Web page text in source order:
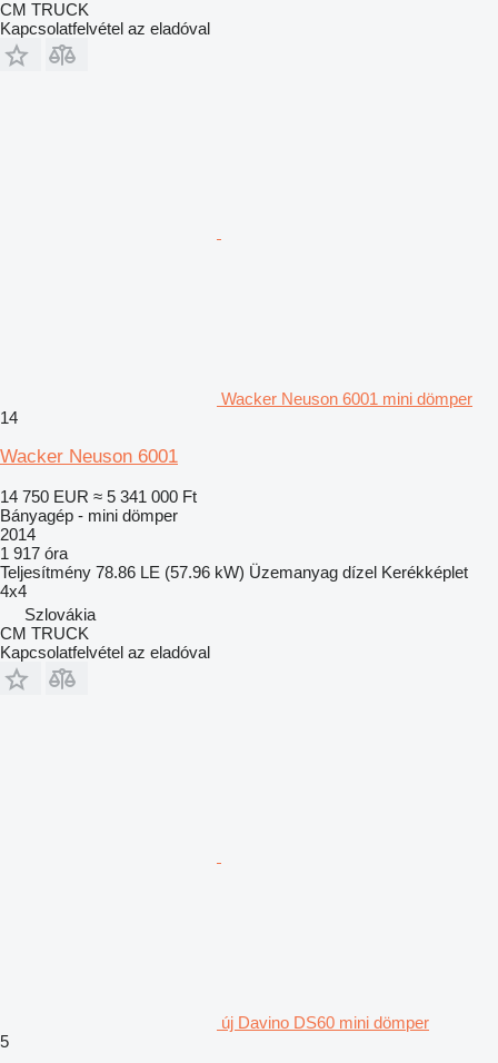
CM TRUCK
Kapcsolatfelvétel az eladóval
Wacker Neuson 6001 mini dömper
14
Wacker Neuson 6001
14 750 EUR ≈ 5 341 000 Ft
Bányagép - mini dömper
2014
1 917 óra
Teljesítmény 78.86 LE (57.96 kW) Üzemanyag dízel Kerékképlet
4x4
Szlovákia
CM TRUCK
Kapcsolatfelvétel az eladóval
új Davino DS60 mini dömper
5